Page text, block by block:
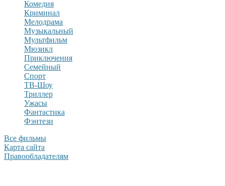
Комедия
Криминал
Мелодрама
Музыкальный
Мультфильм
Мюзикл
Приключения
Семейный
Спорт
ТВ-Шоу
Триллер
Ужасы
Фантастика
Фэнтези
Все фильмы
Карта сайта
Правообладателям